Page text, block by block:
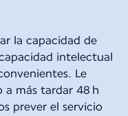
la capacidad de
intelectual
Le
a más tardar 48 h
prever el servicio